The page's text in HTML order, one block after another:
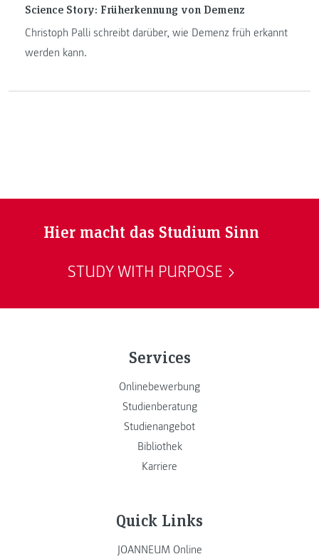
Science Story: Früherkennung von Demenz
Christoph Palli schreibt darüber, wie Demenz früh erkannt
werden kann.
Hier macht das Studium Sinn
STUDY WITH PURPOSE
Services
Onlinebewerbung
Studienberatung
Studienangebot
Bibliothek
Karriere
Quick Links
JOANNEUM Online